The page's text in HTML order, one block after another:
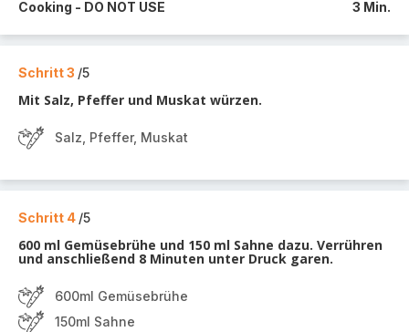
Cooking - DO NOT USE 3 Min.
Schritt 3 /5
Mit Salz, Pfeffer und Muskat würzen.
Salz, Pfeffer, Muskat
Schritt 4 /5
600 ml Gemüsebrühe und 150 ml Sahne dazu. Verrühren
und anschließend 8 Minuten unter Druck garen.
600ml Gemüsebrühe
150ml Sahne